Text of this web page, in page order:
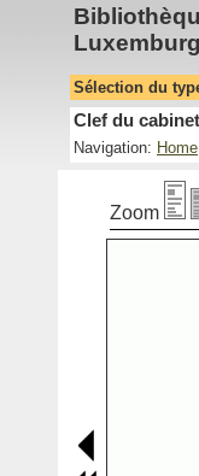
Sélection du
Clef du
Navigation: Home
Zoom